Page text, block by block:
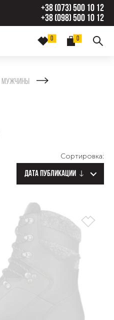
+38 (073) 500 10 12
+38 (098) 500 10 12
0
0
Мужчины
Сортировка:
Дата публикации